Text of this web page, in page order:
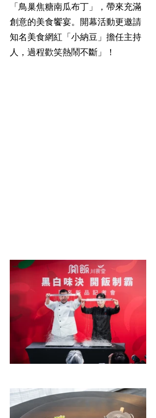
「鳥巢焦糖南瓜布丁」，帶來充滿
創意的美食饗宴。開幕活動更邀請
知名美食網紅「小納豆」擔任主持
人，過程歡笑熱鬧不斷」！